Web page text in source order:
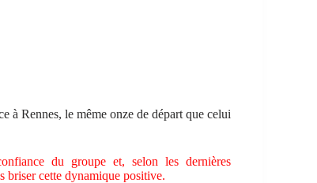
à Rennes, le même onze de départ que celui
du groupe et, selon les dernières
briser cette dynamique positive.